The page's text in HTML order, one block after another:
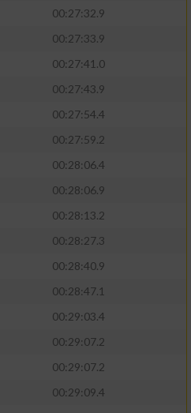
00:27:32.9
00:27:33.9
00:27:41.0
00:27:43.9
00:27:54.4
00:27:59.2
00:28:06.4
00:28:06.9
00:28:13.2
00:28:27.3
00:28:40.9
00:28:47.1
00:29:03.4
00:29:07.2
00:29:07.2
00:29:09.4